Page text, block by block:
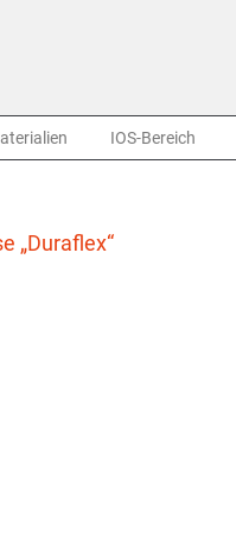
IOS-Bereich
„Duraflex“